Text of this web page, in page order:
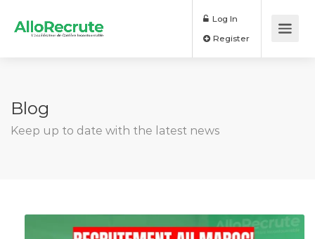
Log In
Blog
Keep up to date with the latest news